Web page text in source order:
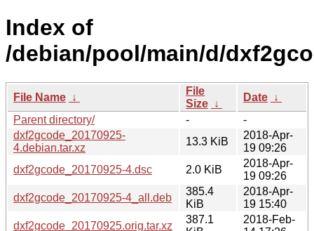
Index of
/debian/pool/main/d/
File Name ↓
File
Size ↓
Date ↓
Parent directory/
-
-
dxf2gcode_20170925-
4.debian.tar.xz
13.3 KiB
2018-Apr-
19 09:26
dxf2gcode_20170925-4.dsc
2.0 KiB
2018-Apr-
19 09:26
dxf2gcode_20170925-4_all.deb
385.4
KiB
2018-Apr-
19 15:40
dxf2gcode_20170925.orig.tar.xz
387.1
2018-Feb-